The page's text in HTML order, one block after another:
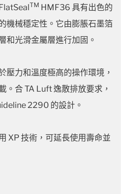
TM HMF36 具有出色的
機械穩定性。它由膨脹石墨箔
和光滑金屬層進行加固。
壓力和溫度極高的操作環境，
。合 TA Luft 逸散排放要求，
2290 的設計。
XP 技術，可延長使用壽命並